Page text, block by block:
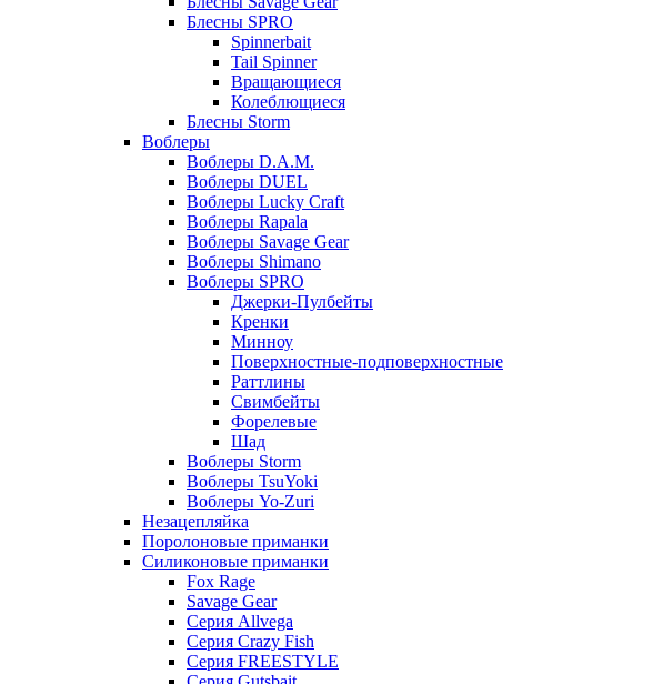
Блесны SPRO
Spinnerbait
Tail Spinner
Вращающиеся
Колеблющиеся
Блесны Storm
Воблеры
Воблеры D.A.M.
Воблеры DUEL
Воблеры Lucky Craft
Воблеры Rapala
Воблеры Savage Gear
Воблеры Shimano
Воблеры SPRO
Джерки-Пулбейты
Кренки
Минноу
Поверхностные-подповерхностные
Раттлины
Свимбейты
Форелевые
Шад
Воблеры Storm
Воблеры TsuYoki
Воблеры Yo-Zuri
Незацепляйка
Поролоновые приманки
Силиконовые приманки
Fox Rage
Savage Gear
Серия Allvega
Серия Crazy Fish
Серия FREESTYLE